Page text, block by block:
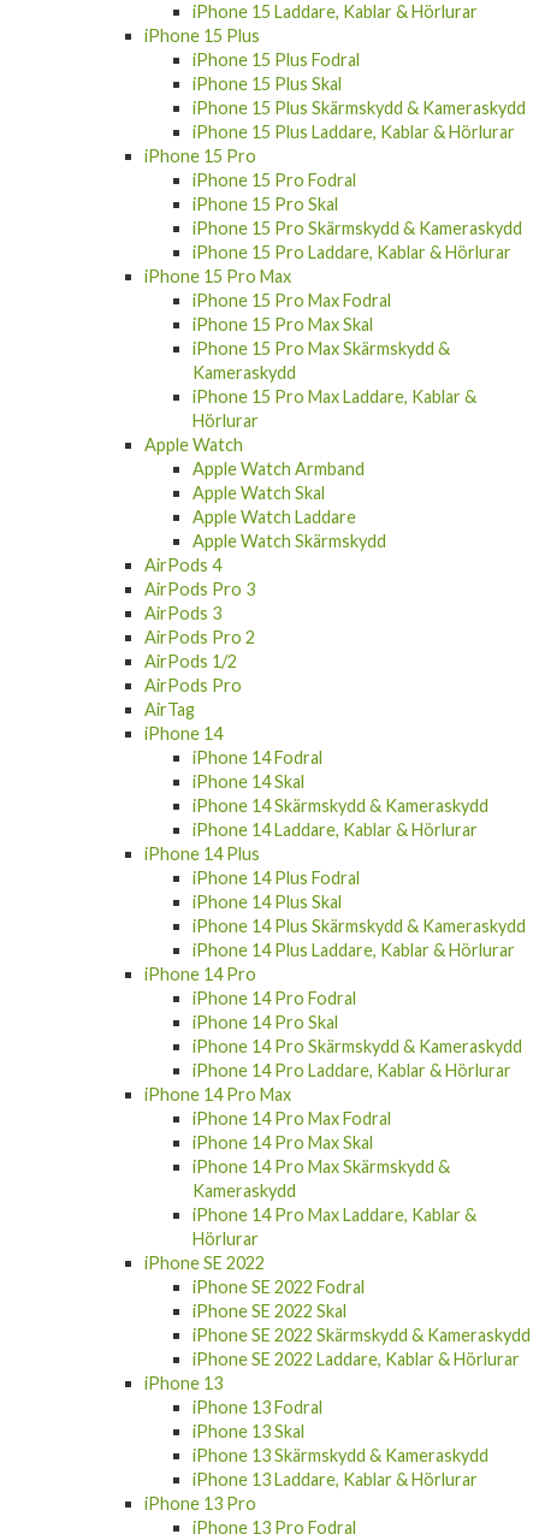
iPhone 15 Plus
iPhone 15 Plus Fodral
iPhone 15 Plus Skal
iPhone 15 Plus Skärmskydd & Kameraskydd
iPhone 15 Plus Laddare, Kablar & Hörlurar
iPhone 15 Pro
iPhone 15 Pro Fodral
iPhone 15 Pro Skal
iPhone 15 Pro Skärmskydd & Kameraskydd
iPhone 15 Pro Laddare, Kablar & Hörlurar
iPhone 15 Pro Max
iPhone 15 Pro Max Fodral
iPhone 15 Pro Max Skal
iPhone 15 Pro Max Skärmskydd &
Kameraskydd
iPhone 15 Pro Max Laddare, Kablar &
Hörlurar
Apple Watch
Apple Watch Armband
Apple Watch Skal
Apple Watch Laddare
Apple Watch Skärmskydd
AirPods 4
AirPods Pro 3
AirPods 3
AirPods Pro 2
AirPods 1/2
AirPods Pro
AirTag
iPhone 14
iPhone 14 Fodral
iPhone 14 Skal
iPhone 14 Skärmskydd & Kameraskydd
iPhone 14 Laddare, Kablar & Hörlurar
iPhone 14 Plus
iPhone 14 Plus Fodral
iPhone 14 Plus Skal
iPhone 14 Plus Skärmskydd & Kameraskydd
iPhone 14 Plus Laddare, Kablar & Hörlurar
iPhone 14 Pro
iPhone 14 Pro Fodral
iPhone 14 Pro Skal
iPhone 14 Pro Skärmskydd & Kameraskydd
iPhone 14 Pro Laddare, Kablar & Hörlurar
iPhone 14 Pro Max
iPhone 14 Pro Max Fodral
iPhone 14 Pro Max Skal
iPhone 14 Pro Max Skärmskydd &
Kameraskydd
iPhone 14 Pro Max Laddare, Kablar &
Hörlurar
iPhone SE 2022
iPhone SE 2022 Fodral
iPhone SE 2022 Skal
iPhone SE 2022 Skärmskydd & Kameraskydd
iPhone SE 2022 Laddare, Kablar & Hörlurar
iPhone 13
iPhone 13 Fodral
iPhone 13 Skal
iPhone 13 Skärmskydd & Kameraskydd
iPhone 13 Laddare, Kablar & Hörlurar
iPhone 13 Pro
iPhone 13 Pro Fodral
iPhone 13 Pro Skal